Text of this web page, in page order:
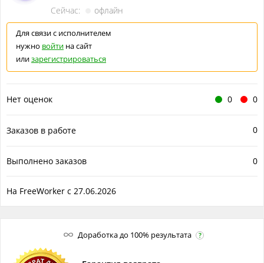
✔ Всем, кому важно красиво представить свою
Какие задачи решаю
• Нужно быстро подготовить презентацию.
• Нет времени заниматься оформлением.
• Нужно красиво представить продукт или услугу.
• Нужно оформить лид-магнит.
1. Презентации
4. PDF-гайды
Доработка до 100% результата ?
Сейчас:
офлайн
Для связи с исполнителем
нужно войти на сайт
илизарегистрироваться
0 0
Нет оценок
0
Заказов в работе
0
Выполнено заказов
На FreeWorker с 27.06.2026